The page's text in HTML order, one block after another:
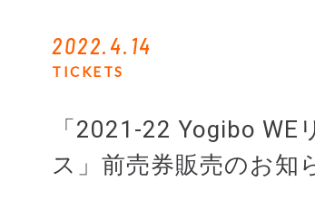
2022.4.14
TICKETS
「2021-22 Yogibo
ス」前売券販売のお知